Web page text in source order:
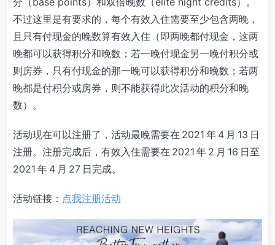
不过这里是有要求的，每个有效入住需要至少包含两晚，
且只有付现金的晚数算有效入住（即两晚都付现金，这两
晚都可以获得积分和晚数；若一晚付现金另一晚付积分或
则房券，只有付现金的那一晚可以获得积分和晚数；若两
晚都是付积分或房券，则不能获得此次活动的积分和晚
数）。
活动现在可以注册了，活动最晚需要在 2021 年 4 月 13 日
注册。注册完成后，有效入住需要在 2021 年 2 月 16 日至
2021 年 4 月 27 日完成。
活动链接： 点我注册活动